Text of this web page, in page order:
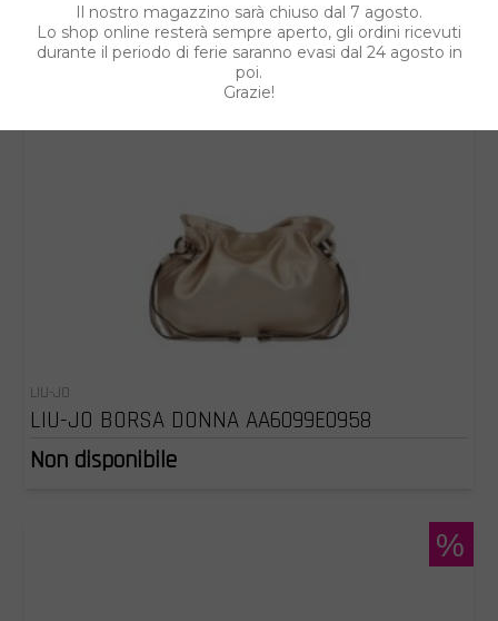
LIU-JO
LIU-JO BORSA DONNA AA6099E0958
Non disponibile
%
Il nostro magazzino sarà chiuso dal 7 agosto.
Lo shop online resterà sempre aperto, gli ordini ricevuti
durante il periodo di ferie saranno evasi dal 24 agosto in
poi.
Grazie!